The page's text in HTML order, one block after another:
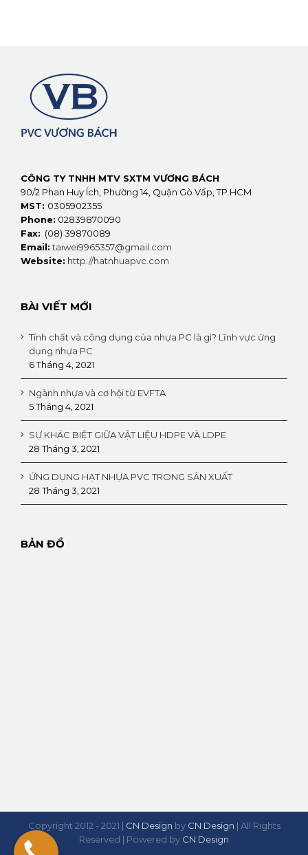
CÔNG TY TNHH MTV SXTM VƯƠNG BÁCH
90/2 Phan Huy Ích, Phường 14, Quận Gò Vấp, TP.HCM
MST: 0305902355
Phone: 02839870090
Fax: (08) 39870089
Email: taiwei9965357@gmail.com
Website: http://hatnhuapvc.com
BÀI VIẾT MỚI
Tính chất và công dụng của nhựa PC là gì? Lĩnh vực ứng
dụng nhựa PC
6 Tháng 4, 2021
Ngành nhựa và cơ hội từ EVFTA
5 Tháng 4, 2021
SỰ KHÁC BIỆT GIỮA VẬT LIỆU HDPE VÀ LDPE
28 Tháng 3, 2021
ỨNG DỤNG HẠT NHỰA PVC TRONG SẢN XUẤT
28 Tháng 3, 2021
BẢN ĐỒ
Copyright 2012 - 2021 | CN Design by CN Design | All Rights
Reserved | Powered by CN Design